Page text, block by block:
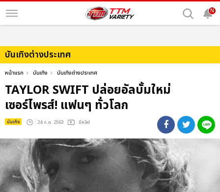
N
บันเทิงต่างประเทศ
หน้าแรก บันเทิง บันเทิงต่างประเทศ
TAYLOR SWIFT ปล่อยอัลบั้มใหม่
เซอร์ไพรส์! แฟนๆ ทั่วโลก
บันเทิง : 24 ก.ค. 2563 : มีคลิป